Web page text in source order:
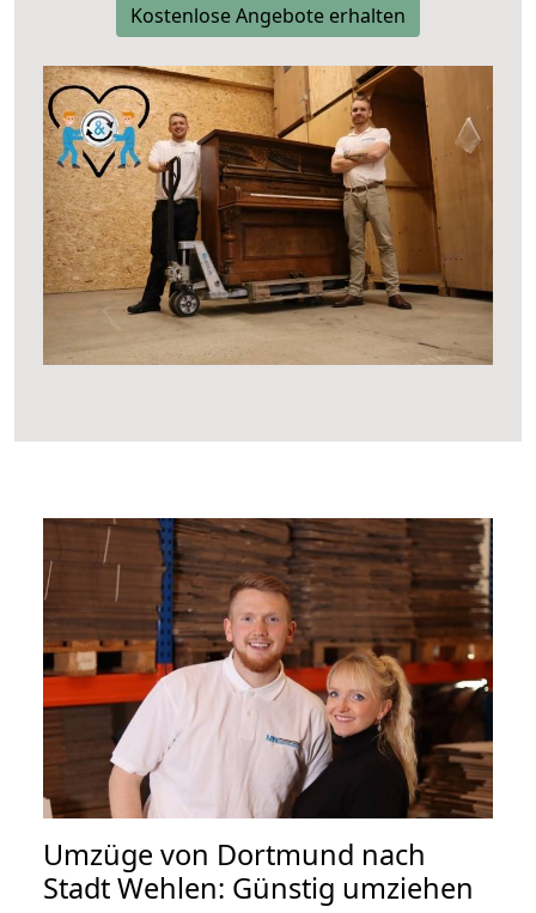
Kostenlose Angebote erhalten
Umzüge von Dortmund nach
Stadt Wehlen: Günstig umziehen